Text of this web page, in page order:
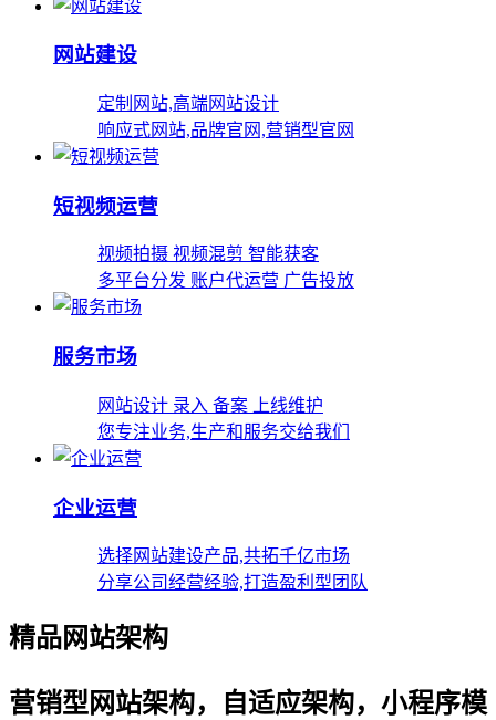
网站建设
定制网站,高端网站设计
响应式网站,品牌官网,营销型官网
短视频运营
视频拍摄 视频混剪 智能获客
多平台分发 账户代运营 广告投放
服务市场
网站设计 录入 备案 上线维护
您专注业务,生产和服务交给我们
企业运营
选择网站建设产品,共拓千亿市场
分享公司经营经验,打造盈利型团队
精品网站架构
营销型网站架构，自适应架构，小程序模